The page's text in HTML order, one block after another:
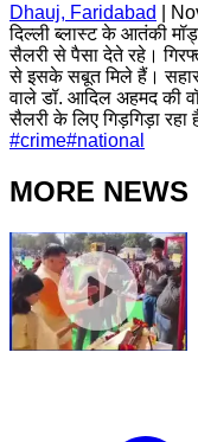
Dhauj, Faridabad
दिल्ली ब्लास्ट के आतंकी
सैलरी से पैसा देते रहे।
से इसके सबूत मिले हैं।
वाले डॉ. आदिल अहमद की
सैलरी के लिए गिड़गिड़ा रहा
#crime#national
MORE NEWS